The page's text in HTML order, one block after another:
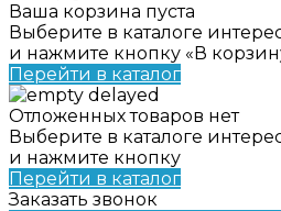
Ваша корзина пуста
Выберите в каталоге
и нажмите кнопку «В
Перейти в каталог
Отложенных товаров нет
Выберите в каталоге
и нажмите кнопку
Перейти в каталог
Заказать звонок